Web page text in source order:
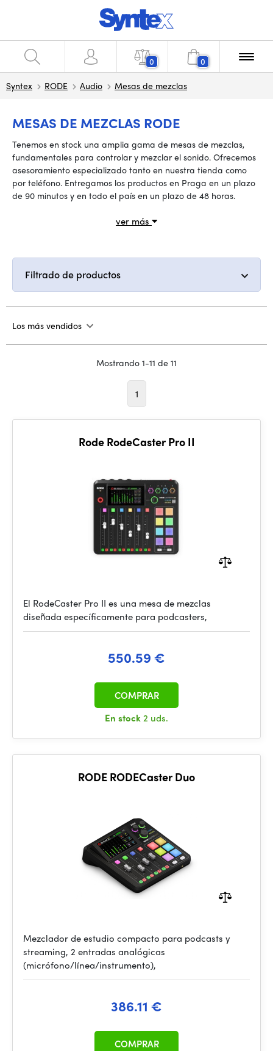
0 0
Syntex RODE Audio Mesas de mezclas
MESAS DE MEZCLAS RODE
Tenemos en stock una amplia gama de mesas de mezclas,
fundamentales para controlar y mezclar el sonido. Ofrecemos
asesoramiento especializado tanto en nuestra tienda como
por teléfono. Entregamos los productos en Praga en un plazo
de 90 minutos y en todo el país en un plazo de 48 horas.
ver más
Filtrado de productos
Los más vendidos
Mostrando 1-11 de 11
1
Rode RodeCaster Pro II
El RodeCaster Pro II es una mesa de mezclas
diseñada específicamente para podcasters,
550.59 €
En stock2 uds.
COMPRAR
RODE RODECaster Duo
Mezclador de estudio compacto para podcasts y
streaming, 2 entradas analógicas
(micrófono/línea/instrumento),
386.11 €
COMPRAR